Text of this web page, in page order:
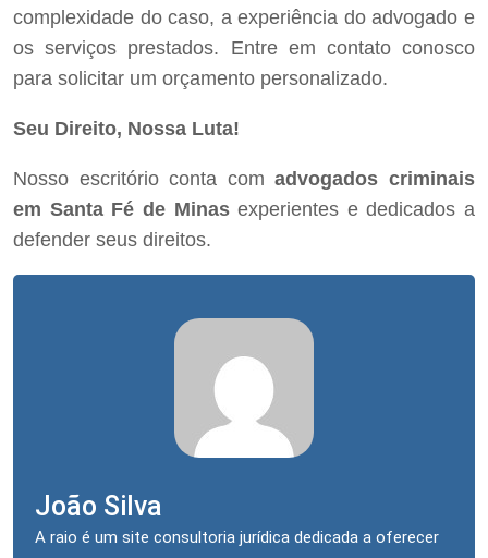
complexidade do caso, a experiência do advogado e
os serviços prestados. Entre em contato conosco
para solicitar um orçamento personalizado.
Seu Direito, Nossa Luta!
Nosso escritório conta comadvogados criminais
em Santa Fé de Minasexperientes e dedicados a
defender seus direitos.
João Silva
A raio é um site consultoria jurídica dedicada a oferecer